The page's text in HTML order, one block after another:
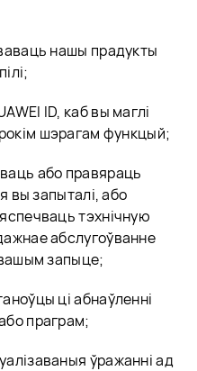
нашы прадукты
ID, каб вы маглі
шэрагам функцый;
або правяраць
вы запыталі, або
тэхнічную
абслугоўванне
запыце;
ці абнаўленні
праграм;
ўражанні ад